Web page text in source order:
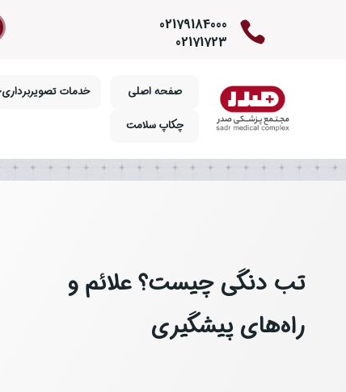

02179184000
02171723
صفحه اصلی خدمات تصویربرداری
چکاپ سلامت
تب دنگی چیست؟ علائم و
راه‌های پیشگیری